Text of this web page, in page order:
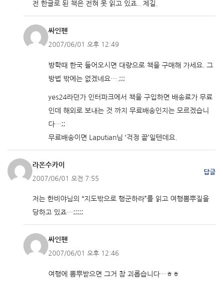
전 한글로 된 책은 전혀 못 읽고 있죠.. 제길.
싸인펜
2007/06/01 오후 12:49
방학때 한국 들어오시면 대량으로 책을 구매해 가세요. 그
방법 밖에는 없겠네요….;;;
yes24라던가 인터파크에서 책을 구입하면 배송료가 무료
인데 해외로 보내는 것 까지 무료배송인지는 모르겠습니
다…;;
무료배송이면 Laputian님 ‘걱정 끝’일텐데요.
라온수카이
2007/06/01 오전 7:55
답글
저는 한비야님의 “지도밖으로 행군하라”를 읽고 여행뽐뿌질을
당하고 있죠…;;;;;
싸인펜
2007/06/01 오후 12:46
여행에 뽐뿌받으면 그거 참 괴롭습니다…ㅎㅎ